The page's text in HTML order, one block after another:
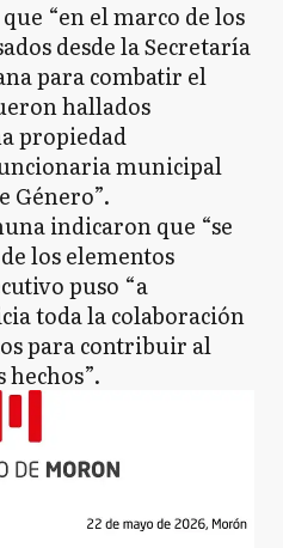
“en el marco de los
desde la Secretaría
para combatir el
hallados
propiedad
municipal
Género”.
indicaron que “se
los elementos
puso “a
toda la colaboración
para contribuir al